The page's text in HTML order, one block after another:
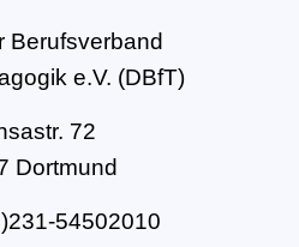
Berufsverband
e.V. (DBfT)
72
Dortmund
54502010